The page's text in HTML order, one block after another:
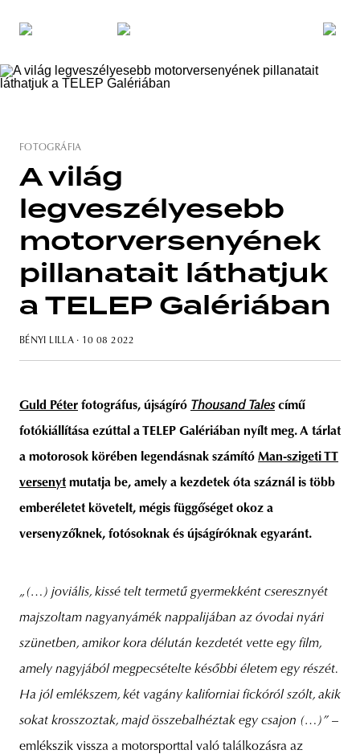
FOTOGRÁFIA
A világ
legveszélyesebb
motorversenyének
pillanatait láthatjuk
a TELEP Galériában
BÉNYI LILLA· 10 08 2022
Guld Péter fotográfus, újságíró Thousand Talescímű
fotókiállítása ezúttal a TELEP Galériában nyílt meg. A tárlat
a motorosok körében legendásnak számító Man-szigeti TT
versenytmutatja be, amely a kezdetek óta száznál is több
emberéletet követelt, mégis függőséget okoz a
versenyzőknek, fotósoknak és újságíróknak egyaránt.
„(…) joviális, kissé telt termetű gyermekként cseresznyét
majszoltam nagyanyámék nappalijában az óvodai nyári
szünetben, amikor kora délután kezdetét vette egy film,
amely nagyjából megpecsételte későbbi életem egy részét.
Ha jól emlékszem, két vagány kaliforniai fickóról szólt, akik
sokat krosszoztak, majd összebalhéztak egy csajon (…)” –
emlékszik vissza a motorsporttal való találkozásra az